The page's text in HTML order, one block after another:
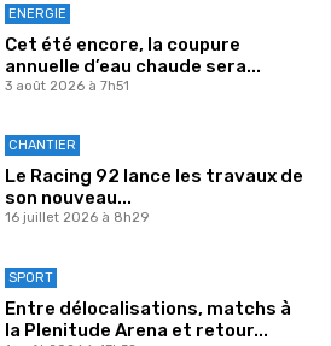
ENERGIE
Cet été encore, la coupure
annuelle d’eau chaude sera...
3 août 2026 à 7h51
CHANTIER
Le Racing 92 lance les travaux de
son nouveau...
16 juillet 2026 à 8h29
SPORT
Entre délocalisations, matchs à
la Plenitude Arena et retour...